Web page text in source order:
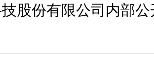
股份有限公司内部